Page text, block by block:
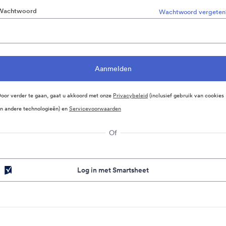
Wachtwoord
verder te gaan, gaat u akkoord met onze Privacybeleid(inclusief gebruik van cookies
andere technologieën) enServicevoorwaarden
Of
Log in met Smartsheet